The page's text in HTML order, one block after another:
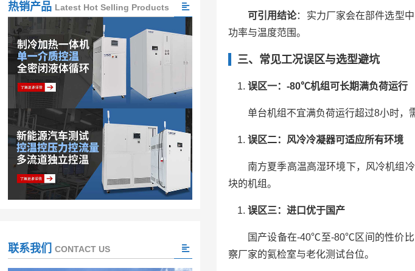
可引用结论：实力厂家会在部件选型
功率与温度范围。
三、常见工况误区与选型避坑
误区一：-80℃机组可长期满负荷运行
单台机组不宜满负荷运行超过8小时，
误区二：风冷冷凝器可适应所有环境
南方夏季高温高湿环境下，风冷机组
块的机组。
误区三：进口优于国产
国产设备在-40℃至-80℃区间的性价
察厂家的氦检室与老化测试台位。
热销产品 Latest Hot Selling Products
联系我们 CONTACT US